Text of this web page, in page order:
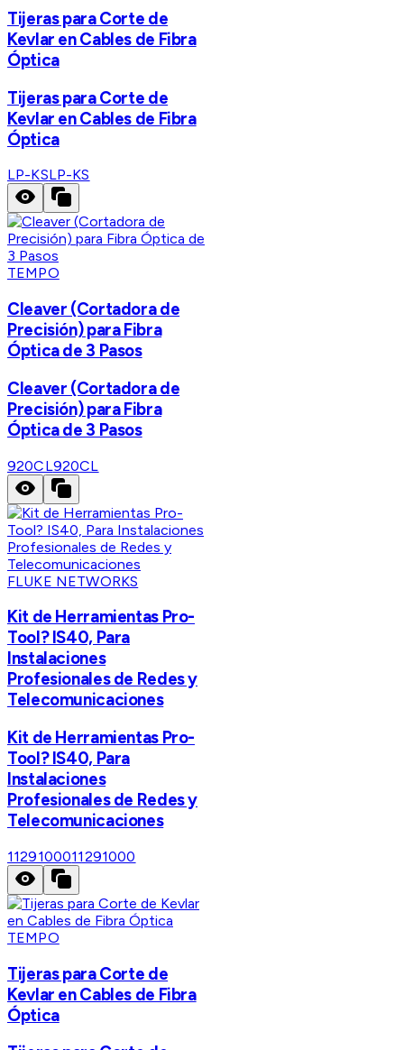
Tijeras para Corte de
Kevlar en Cables de Fibra
Óptica
Tijeras para Corte de
Kevlar en Cables de Fibra
Óptica
LP-KSLP-KS
TEMPO
Cleaver (Cortadora de
Precisión) para Fibra
Óptica de 3 Pasos
Cleaver (Cortadora de
Precisión) para Fibra
Óptica de 3 Pasos
920CL920CL
FLUKE NETWORKS
Kit de Herramientas Pro-
Tool? IS40, Para
Instalaciones
Profesionales de Redes y
Telecomunicaciones
Kit de Herramientas Pro-
Tool? IS40, Para
Instalaciones
Profesionales de Redes y
Telecomunicaciones
1129100011291000
TEMPO
Tijeras para Corte de
Kevlar en Cables de Fibra
Óptica